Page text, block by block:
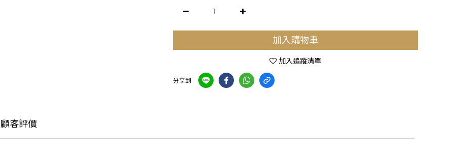
加入購物車
加入追蹤清單
分享到
顧客評價